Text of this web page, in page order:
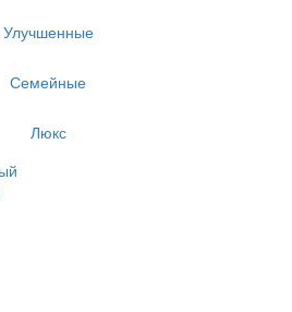
Улучшенные
Семейные
Люкс